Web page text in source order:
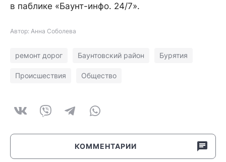
в паблике «Баунт-инфо. 24/7».
Автор: Анна Соболева
ремонт дорог Баунтовский район Бурятия
Происшествия Общество
КОММЕНТАРИИ